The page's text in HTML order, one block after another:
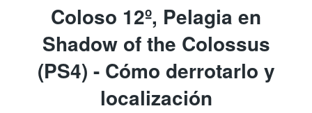
Coloso 12º, Pelagia en
Shadow of the Colossus
(PS4) - Cómo derrotarlo y
localización